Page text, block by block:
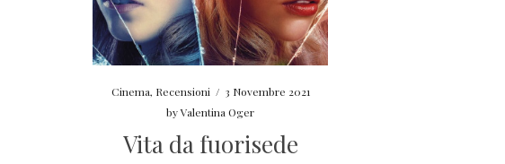
Cinema, Recensioni / 3 Novembre 2021
byValentina Oger
Vita da fuorisede